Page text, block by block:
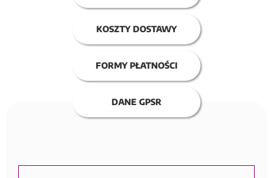
KOSZTY DOSTAWY
FORMY PŁATNOŚCI
DANE GPSR